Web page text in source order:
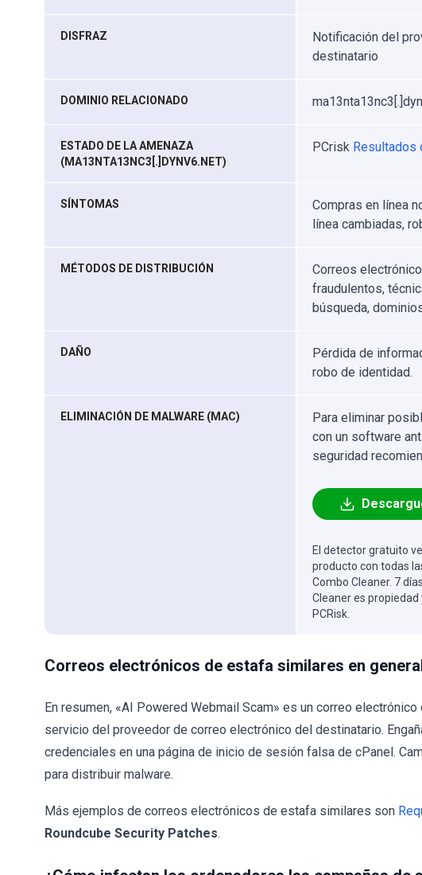
DISFRAZ
Notificación del
destinatario
DOMINIO RELACIONADO
ESTADO DE LA AMENAZA
(MA13NTA13NC3[.]DYNV6.NET)
PCrisk Resultados
SÍNTOMAS
Compras en línea
línea cambiadas,
MÉTODOS DE DISTRIBUCIÓN
Correos
fraudulentos,
búsqueda,
DAÑO
Pérdida de
robo de identidad.
ELIMINACIÓN DE MALWARE (MAC)
Para eliminar
con un software
seguridad
El detector gratuito
producto con todas
Combo Cleaner. 7
Cleaner es
PCRisk.
Correos electrónicos de estafa similares en
En resumen, «AI Powered Webmail Scam» es un correo
servicio del proveedor de correo electrónico del destinatario.
credenciales en una página de inicio de sesión falsa de cPanel.
para distribuir malware.
Más ejemplos de correos electrónicos de estafa similares son
Roundcube Security Patches.